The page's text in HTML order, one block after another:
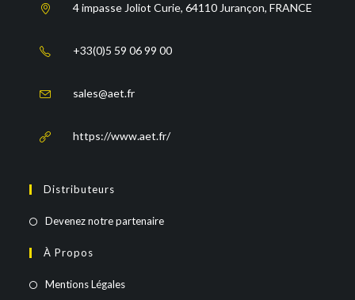
4 impasse Joliot Curie, 64110 Jurançon, FRANCE
+33(0)5 59 06 99 00
sales@aet.fr
https://www.aet.fr/
Distributeurs
Devenez notre partenaire
À Propos
Mentions Légales